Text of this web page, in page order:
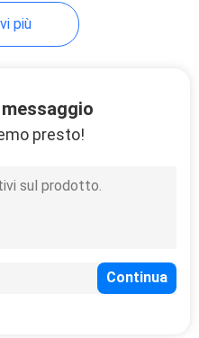
della
più
presto!